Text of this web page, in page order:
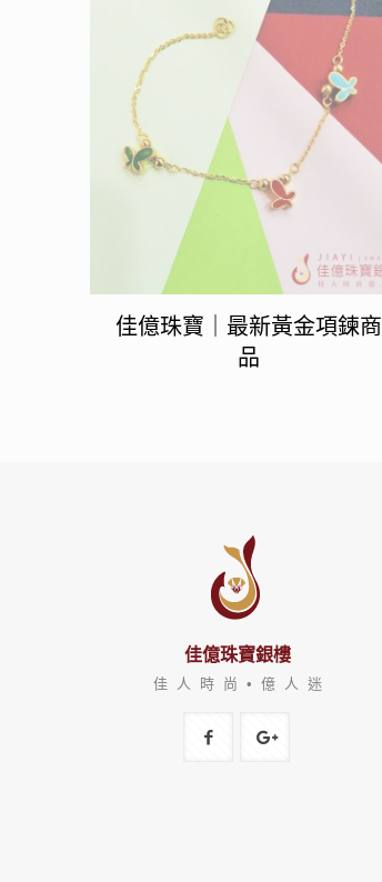
佳億珠寶｜最新黃金項鍊商
品
佳億珠寶銀樓
佳 人 時 尚 • 億 人 迷